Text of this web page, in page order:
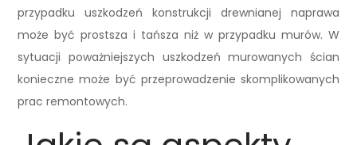
przypadku uszkodzeń konstrukcji drewnianej naprawa
może być prostsza i tańsza niż w przypadku murów. W
sytuacji poważniejszych uszkodzeń murowanych ścian
konieczne może być przeprowadzenie skomplikowanych
prac remontowych.